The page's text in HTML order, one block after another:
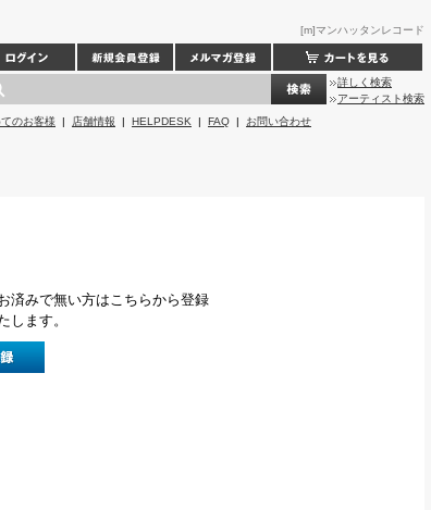
[m]マンハッタンレコード
詳しく検索
アーティスト検索
のお客様 | 店舗情報 | HELPDESK | FAQ | お問い合わせ
済みで無い方はこちらから登録
します。